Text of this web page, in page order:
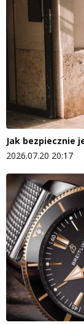
Jak bezpiecznie
2026.07.20 20:17